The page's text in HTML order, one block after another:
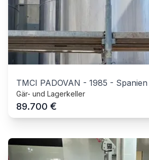
TMCI PADOVAN - 1985 - Spanien
Gär- und Lagerkeller
89.700 €